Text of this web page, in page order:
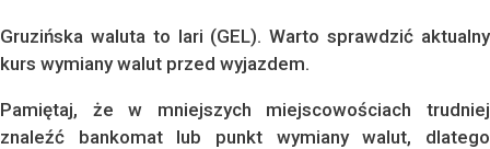
Gruzińska waluta to lari (GEL). Warto sprawdzić aktualny
kurs wymiany walut przed wyjazdem.
Pamiętaj, że w mniejszych miejscowościach trudniej
znaleźć bankomat lub punkt wymiany walut, dlatego